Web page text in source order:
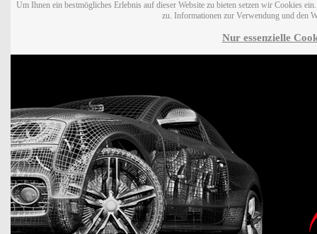
Um Ihnen ein bestmögliches Erlebnis auf dieser Website zu bieten setzen wir Cookies
zu. Informationen zur Verwendung und den
Nur essenzielle